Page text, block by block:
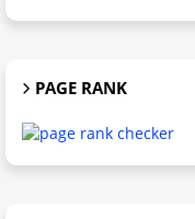
PAGE RANK